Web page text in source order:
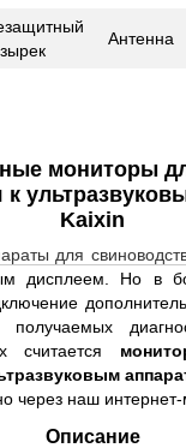
Антенна
мониторы
Kaixin
для
дисплеем. Но в
считается
через наш интернет-
Описание